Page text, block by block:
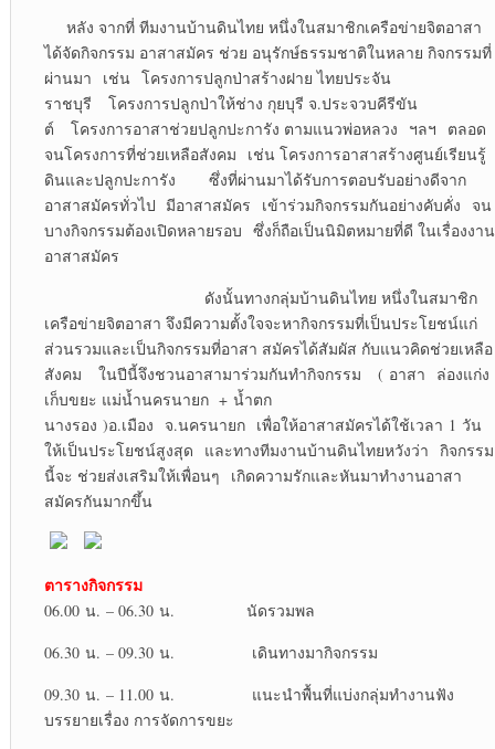
หลัง จากที่ ทีมงานบ้านดินไทย หนึ่งในสมาชิกเครือข่ายจิตอาสา
ได้จัดกิจกรรม อาสาสมัคร ช่วย อนุรักษ์ธรรมชาติในหลาย กิจกรรมที่
ผ่านมา เช่น โครงการปลูกป่าสร้างฝาย ไทยประจัน
ราชบุรี โครงการปลูกป่าให้ช่าง กุยบุรี จ.ประจวบคีรีขัน
ต์ โครงการอาสาช่วยปลูกปะการัง ตามแนวพ่อหลวง ฯลฯ ตลอด
จนโครงการที่ช่วยเหลือสังคม เช่น โครงการอาสาสร้างศูนย์เรียนรู้
ดินและปลูกปะการัง ซึ่งที่ผ่านมาได้รับการตอบรับอย่างดีจาก
อาสาสมัครทั่วไป มีอาสาสมัคร เข้าร่วมกิจกรรมกันอย่างคับคั่ง จน
บางกิจกรรมต้องเปิดหลายรอบ ซึ่งก็ถือเป็นนิมิตหมายที่ดี ในเรื่องงาน
อาสาสมัคร
ดังนั้นทางกลุ่มบ้านดินไทย หนึ่งในสมาชิก
เครือข่ายจิตอาสา จึงมีความตั้งใจจะหากิจกรรมที่เป็นประโยชน์แก่
ส่วนรวมและเป็นกิจกรรมที่อาสา สมัครได้สัมผัส กับแนวคิดช่วยเหลือ
สังคม ในปีนี้จึงชวนอาสามาร่วมกันทำกิจกรรม ( อาสา ล่องแก่ง
เก็บขยะ แม่น้ำนครนายก + น้ำตก
นางรอง )อ.เมือง จ.นครนายก เพื่อให้อาสาสมัครได้ใช้เวลา 1 วัน
ให้เป็นประโยชน์สูงสุด และทางทีมงานบ้านดินไทยหวังว่า กิจกรรม
นี้จะ ช่วยส่งเสริมให้เพื่อนๆ เกิดความรักและหันมาทำงานอาสา
สมัครกันมากขึ้น
ตารางกิจกรรม
06.00 น. – 06.30 น. นัดรวมพล
06.30 น. – 09.30 น. เดินทางมากิจกรรม
09.30 น. – 11.00 น. แนะนำพื้นที่แบ่งกลุ่มทำงานฟัง
บรรยายเรื่อง การจัดการขยะ